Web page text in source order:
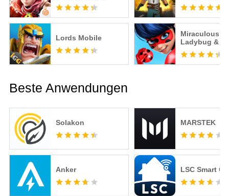
Lords Mobile
Miraculous
Ladybug &
– Offizielles
Beste Anwendungen
Solakon
Anker
MARSTEK
LSC Smart